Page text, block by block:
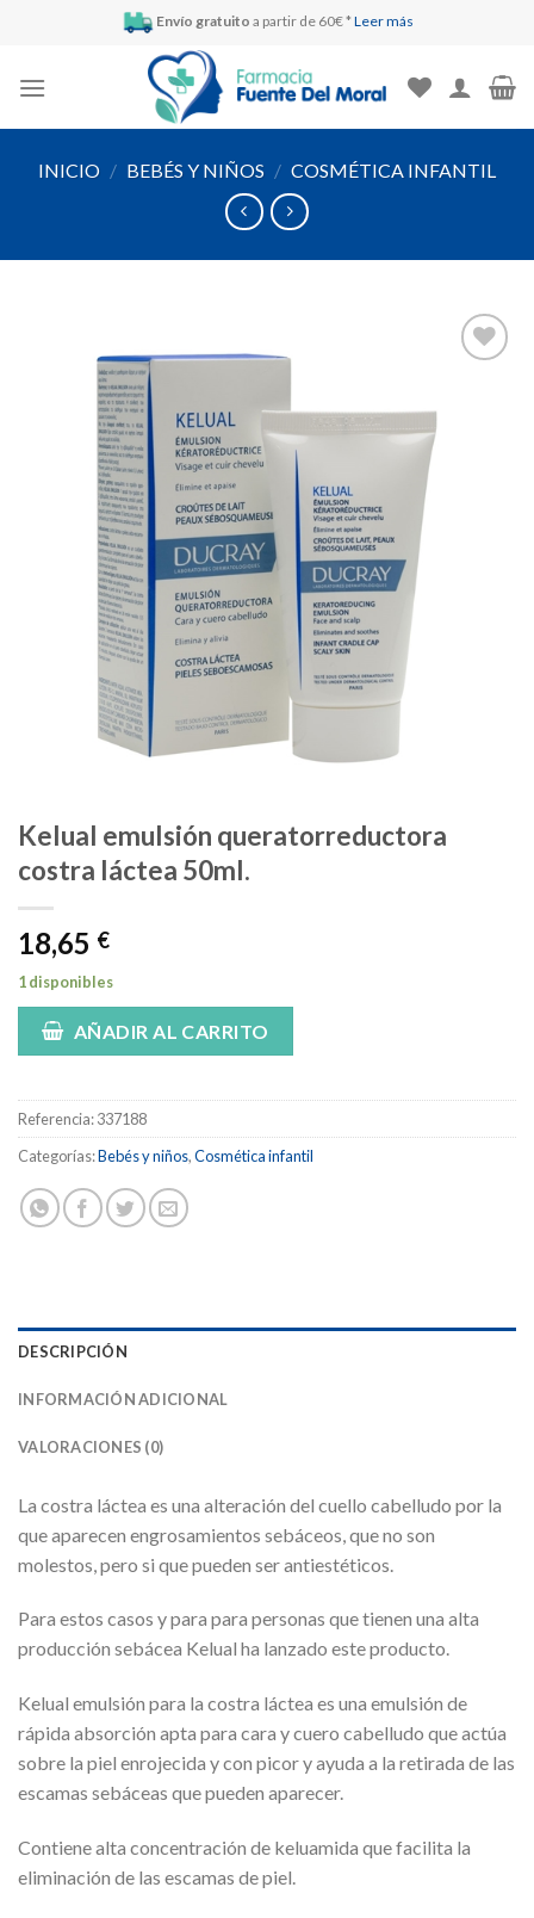
Envío gratuito a partir de 60€ * Leer más
INICIO / BEBÉS Y NIÑOS / COSMÉTICA INFANTIL
Kelual emulsión queratorreductora
costra láctea 50ml.
18,65 €
1 disponibles
AÑADIR AL CARRITO
Referencia:337188
Categorías:Bebés y niños,Cosmética infantil
DESCRIPCIÓN
INFORMACIÓN ADICIONAL
VALORACIONES (0)
La costra láctea es una alteración del cuello cabelludo por la
que aparecen engrosamientos sebáceos, que no son
molestos, pero si que pueden ser antiestéticos.
Para estos casos y para para personas que tienen una alta
producción sebácea Kelual ha lanzado este producto.
Kelual emulsión para la costra láctea es una emulsión de
rápida absorción apta para cara y cuero cabelludo que actúa
sobre la piel enrojecida y con picor y ayuda a la retirada de las
escamas sebáceas que pueden aparecer.
Contiene alta concentración de keluamida que facilita la
eliminación de las escamas de piel.